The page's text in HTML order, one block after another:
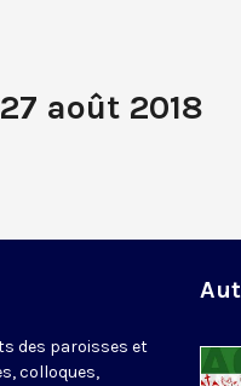
août 2018
des paroisses et
colloques,